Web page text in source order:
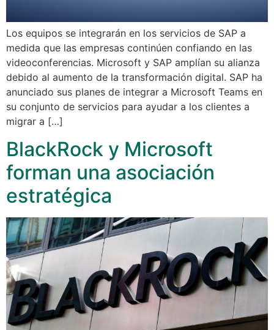
Los equipos se integrarán en los servicios de SAP a
medida que las empresas continúen confiando en las
videoconferencias. Microsoft y SAP amplían su alianza
debido al aumento de la transformación digital. SAP ha
anunciado sus planes de integrar a Microsoft Teams en
su conjunto de servicios para ayudar a los clientes a
migrar a […]
BlackRock y Microsoft
forman una asociación
estratégica